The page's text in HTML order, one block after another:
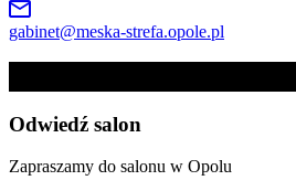
gabinet@meska-strefa.opole.pl
Odwiedź salon
Zapraszamy do salonu w Opolu